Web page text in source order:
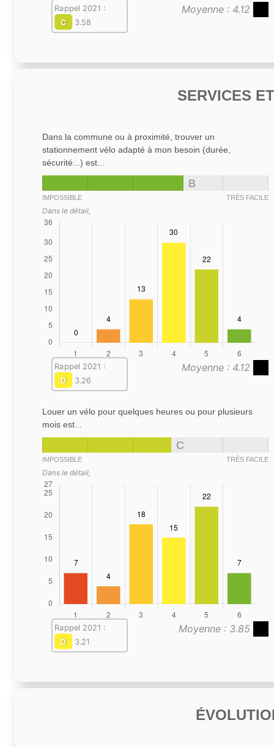
Moyenne : 4.12
Rappel 2021 :
C
3.58
SERVICES
Dans la commune ou à proximité, trouver un
stationnement vélo adapté à mon besoin (durée,
sécurité...) est...
B
IMPOSSIBLE TRÈS FACILE
Dans le détail,
Moyenne : 4.12
Rappel 2021 :
D
3.26
Louer un vélo pour quelques heures ou pour plusieurs
mois est...
C
IMPOSSIBLE TRÈS FACILE
Dans le détail,
Moyenne : 3.85
Rappel 2021 :
D
3.21